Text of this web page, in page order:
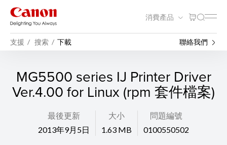
消費產品
支援 搜索 下載 聯絡我們
MG5500 series IJ Printer Driver
Ver.4.00 for Linux (rpm 套件檔案)
最後更新
2013年9月5日
大小
1.63 MB
問題編號
0100550502